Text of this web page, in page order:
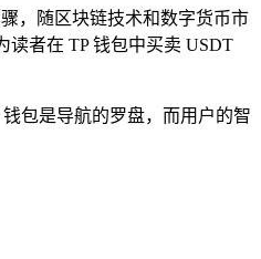
，随区块链技术和数字货币市
者在 TP 钱包中买卖 USDT
包是导航的罗盘，而用户的智